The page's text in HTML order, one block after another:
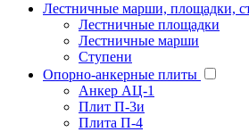
Лестничные марши, площадки,
Лестничные площадки
Лестничные марши
Ступени
Опорно-анкерные плиты
Анкер АЦ-1
Плит П-3и
Плита П-4